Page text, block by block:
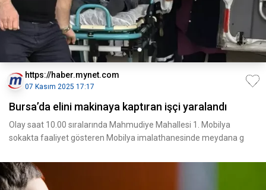
https://haber.mynet.com
07 Kasım 2025 17:17
Bursa’da elini makinaya kaptıran işçi yaralandı
Olay saat 10.00 sıralarında Mahmudiye Mahallesi 1. Mobilya
sokakta faaliyet gösteren Mobilya imalathanesinde meydana g